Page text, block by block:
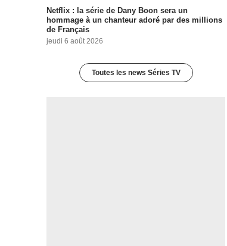
Netflix : la série de Dany Boon sera un
hommage à un chanteur adoré par des millions
de Français
jeudi 6 août 2026
Toutes les news Séries TV